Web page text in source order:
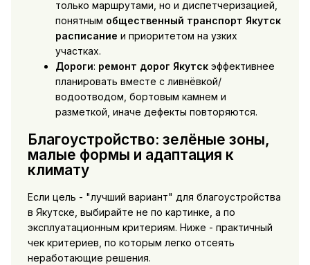
только маршрутами, но и диспетчеризацией,
понятным общественный транспорт Якутск
расписание и приоритетом на узких
участках.
Дороги: ремонт дорог Якутскэффективнее
планировать вместе с ливнёвкой/
водоотводом, бортовым камнем и
разметкой, иначе дефекты повторяются.
Благоустройство: зелёные зоны,
малые формы и адаптация к
климату
Если цель - "лучший вариант" для благоустройства
в Якутске, выбирайте не по картинке, а по
эксплуатационным критериям. Ниже - практичный
чек критериев, по которым легко отсеять
неработающие решения.